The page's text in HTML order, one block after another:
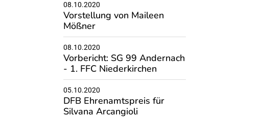
08.10.2020
Vorstellung von Maileen
Mößner
08.10.2020
Vorbericht: SG 99 Andernach
- 1. FFC Niederkirchen
05.10.2020
DFB Ehrenamtspreis für
Silvana Arcangioli